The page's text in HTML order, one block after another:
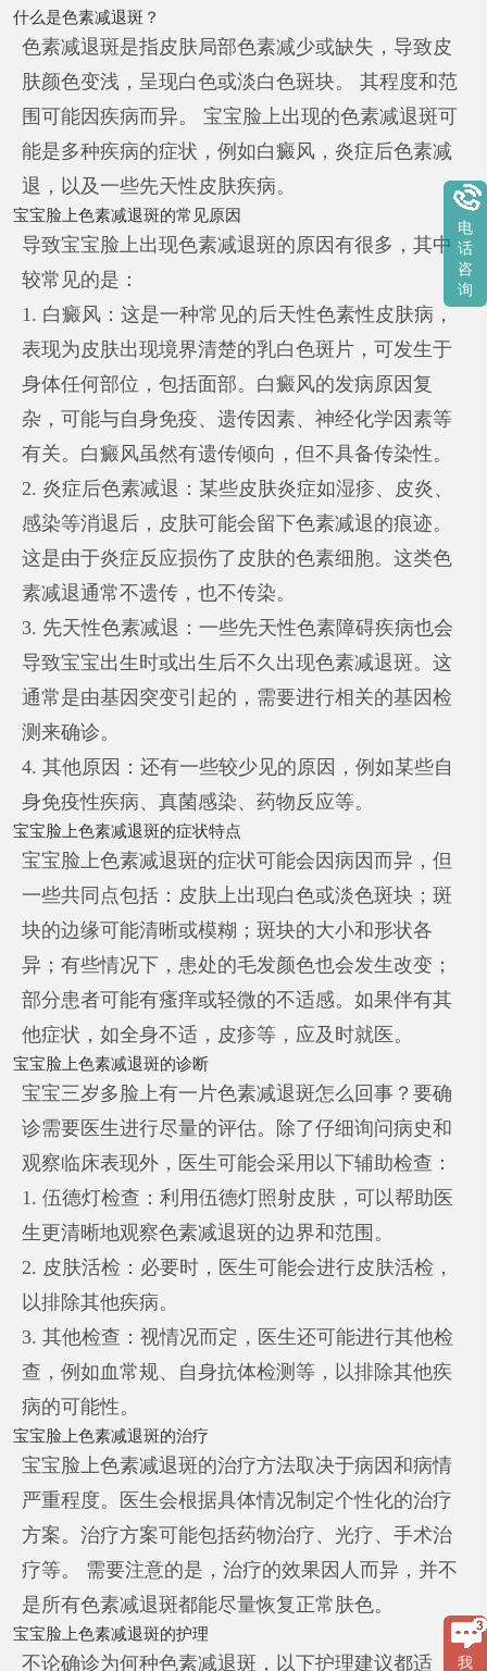
什么是色素减退斑？
色素减退斑是指皮肤局部色素减少或缺失，导致皮
肤颜色变浅，呈现白色或淡白色斑块。 其程度和范
围可能因疾病而异。 宝宝脸上出现的色素减退斑可
能是多种疾病的症状，例如白癜风，炎症后色素减
退，以及一些先天性皮肤疾病。
宝宝脸上色素减退斑的常见原因
导致宝宝脸上出现色素减退斑的原因有很多，其中
较常见的是：
1. 白癜风：这是一种常见的后天性色素性皮肤病，
表现为皮肤出现境界清楚的乳白色斑片，可发生于
身体任何部位，包括面部。白癜风的发病原因复
杂，可能与自身免疫、遗传因素、神经化学因素等
有关。白癜风虽然有遗传倾向，但不具备传染性。
2. 炎症后色素减退：某些皮肤炎症如湿疹、皮炎、
感染等消退后，皮肤可能会留下色素减退的痕迹。
这是由于炎症反应损伤了皮肤的色素细胞。这类色
素减退通常不遗传，也不传染。
3. 先天性色素减退：一些先天性色素障碍疾病也会
导致宝宝出生时或出生后不久出现色素减退斑。这
通常是由基因突变引起的，需要进行相关的基因检
测来确诊。
4. 其他原因：还有一些较少见的原因，例如某些自
身免疫性疾病、真菌感染、药物反应等。
宝宝脸上色素减退斑的症状特点
宝宝脸上色素减退斑的症状可能会因病因而异，但
一些共同点包括：皮肤上出现白色或淡色斑块；斑
块的边缘可能清晰或模糊；斑块的大小和形状各
异；有些情况下，患处的毛发颜色也会发生改变；
部分患者可能有瘙痒或轻微的不适感。如果伴有其
他症状，如全身不适，皮疹等，应及时就医。
宝宝脸上色素减退斑的诊断
宝宝三岁多脸上有一片色素减退斑怎么回事？要确
诊需要医生进行尽量的评估。除了仔细询问病史和
观察临床表现外，医生可能会采用以下辅助检查：
1. 伍德灯检查：利用伍德灯照射皮肤，可以帮助医
生更清晰地观察色素减退斑的边界和范围。
2. 皮肤活检：必要时，医生可能会进行皮肤活检，
以排除其他疾病。
3. 其他检查：视情况而定，医生还可能进行其他检
查，例如血常规、自身抗体检测等，以排除其他疾
病的可能性。
宝宝脸上色素减退斑的治疗
宝宝脸上色素减退斑的治疗方法取决于病因和病情
严重程度。医生会根据具体情况制定个性化的治疗
方案。治疗方案可能包括药物治疗、光疗、手术治
疗等。 需要注意的是，治疗的效果因人而异，并不
是所有色素减退斑都能尽量恢复正常肤色。
宝宝脸上色素减退斑的护理
不论确诊为何种色素减退斑，以下护理建议都适 我
电
话
咨
询